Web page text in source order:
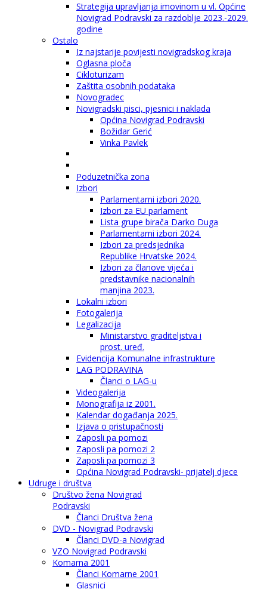
Strategija upravljanja imovinom u vl. Općine
Novigrad Podravski za razdoblje 2023.-2029.
godine
Ostalo
Iz najstarije povijesti novigradskog kraja
Oglasna ploča
Cikloturizam
Zaštita osobnih podataka
Novogradec
Novigradski pisci, pjesnici i naklada
Općina Novigrad Podravski
Božidar Gerić
Vinka Pavlek
Poduzetnička zona
Izbori
Parlamentarni izbori 2020.
Izbori za EU parlament
Lista grupe birača Darko Duga
Parlamentarni izbori 2024.
Izbori za predsjednika
Republike Hrvatske 2024.
Izbori za članove vijeća i
predstavnike nacionalnih
manjina 2023.
Lokalni izbori
Fotogalerija
Legalizacija
Ministarstvo graditeljstva i
prost. uređ.
Evidencija Komunalne infrastrukture
LAG PODRAVINA
Članci o LAG-u
Videogalerija
Monografija iz 2001.
Kalendar događanja 2025.
Izjava o pristupačnosti
Zaposli pa pomozi
Zaposli pa pomozi 2
Zaposli pa pomozi 3
Općina Novigrad Podravski- prijatelj djece
Udruge i društva
Društvo žena Novigrad
Podravski
Članci Društva žena
DVD - Novigrad Podravski
Članci DVD-a Novigrad
VZO Novigrad Podravski
Komarna 2001
Članci Komarne 2001
Glasnici